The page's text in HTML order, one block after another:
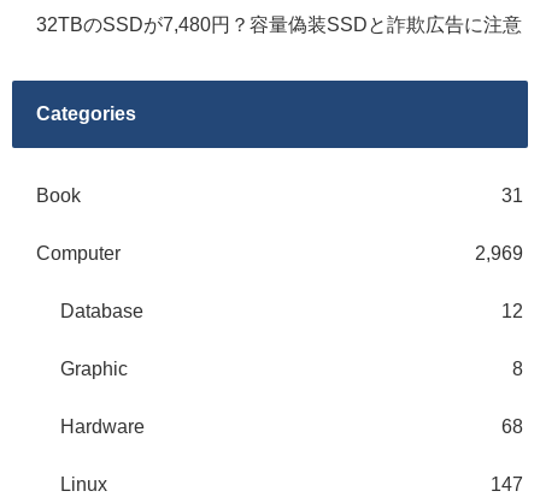
32TBのSSDが7,480円？容量偽装SSDと詐欺広告に注意
Categories
Book 31
Computer 2,969
Database 12
Graphic 8
Hardware 68
Linux 147